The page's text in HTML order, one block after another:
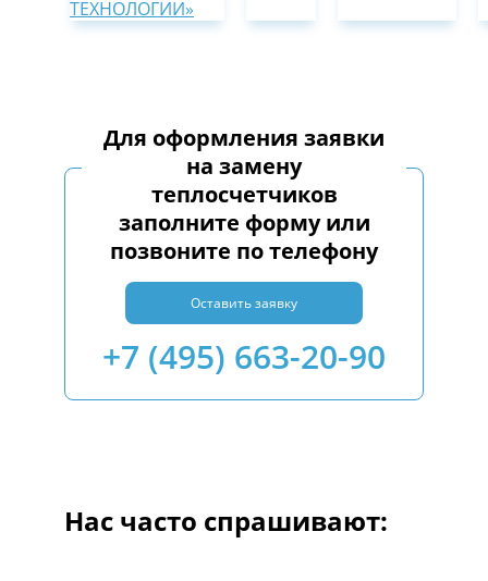
Для оформления заявки
на замену
теплосчетчиков
заполните форму или
позвоните по телефону
Оставить заявку
+7 (495) 663-20-90
Нас часто спрашивают: